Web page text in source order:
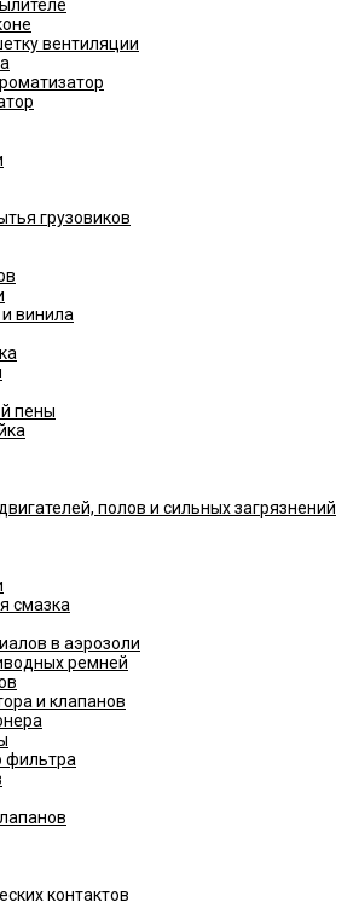
вентиляции
грузовиков
винила
пены
полов и сильных загрязнений
смазка
в аэрозоли
ремней
и клапанов
фильтра
контактов